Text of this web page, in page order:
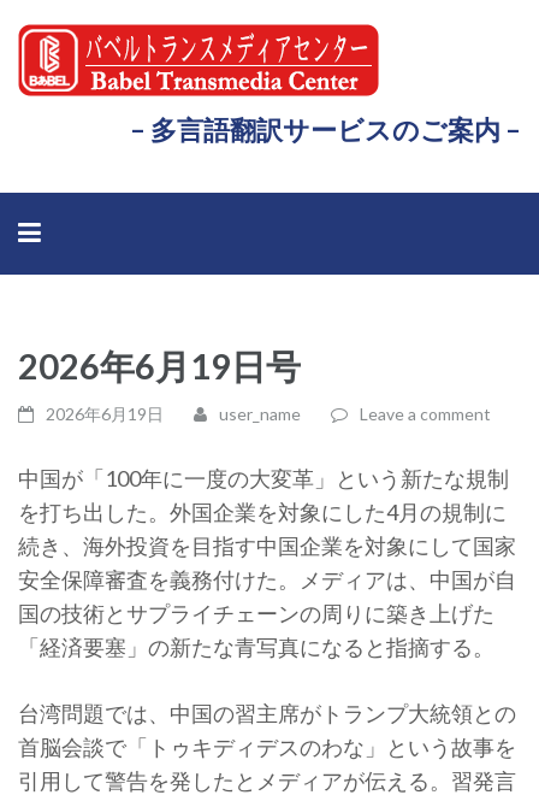
– 多言語翻訳サービスのご案内 –
2026年6月19日号
2026年6月19日 user_name Leave a comment
中国が「100年に一度の大変革」という新たな規制
を打ち出した。外国企業を対象にした4月の規制に
続き、海外投資を目指す中国企業を対象にして国家
安全保障審査を義務付けた。メディアは、中国が自
国の技術とサプライチェーンの周りに築き上げた
「経済要塞」の新たな青写真になると指摘する。
台湾問題では、中国の習主席がトランプ大統領との
首脳会談で「トゥキディデスのわな」という故事を
引用して警告を発したとメディアが伝える。習発言